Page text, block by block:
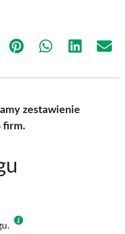
Share Share Share Share
zestawienie
firm.